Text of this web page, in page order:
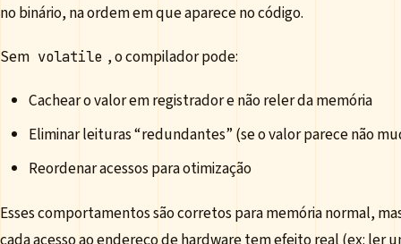
no binário, na ordem em que aparece no código.
Sem volatile , o compilador pode:
Cachear o valor em registrador e não reler da memória
Eliminar leituras “redundantes” (se o valor parece não
Reordenar acessos para otimização
Esses comportamentos são corretos para memória normal,